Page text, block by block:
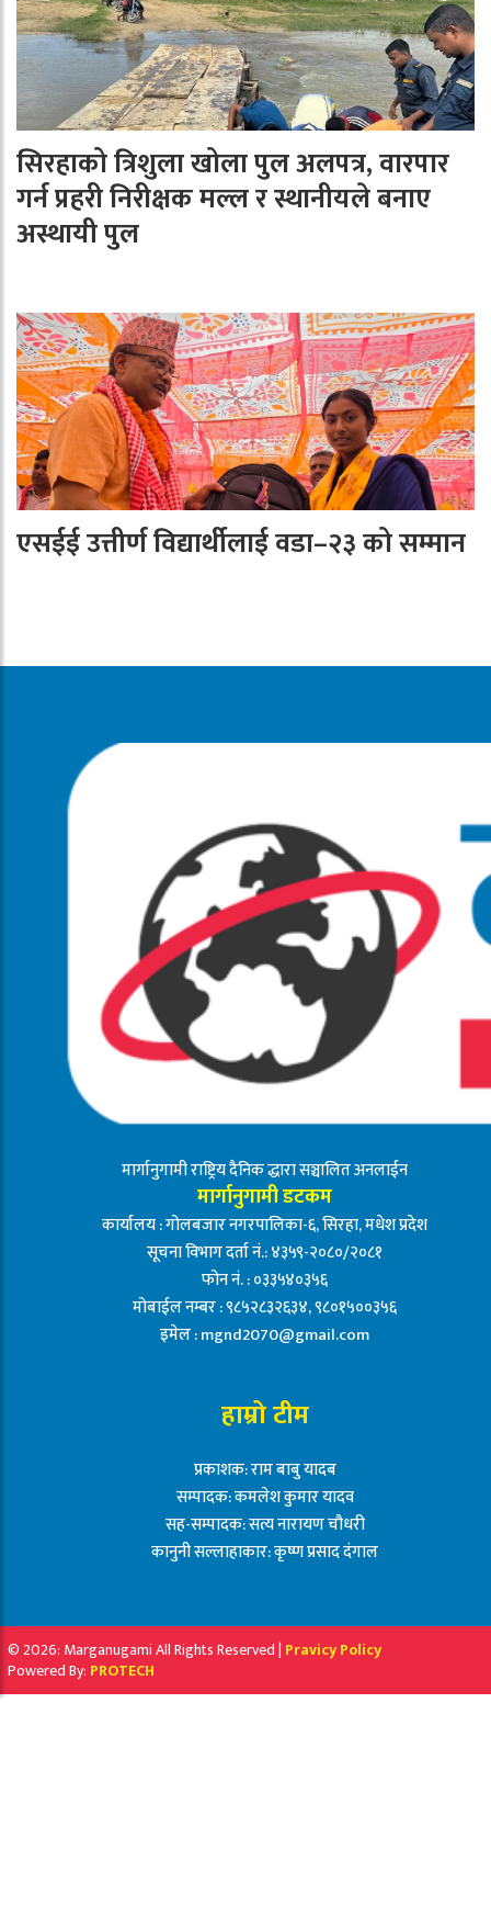
सिरहाको त्रिशुला खोला पुल अलपत्र, वारपार
गर्न प्रहरी निरीक्षक मल्ल र स्थानीयले बनाए
अस्थायी पुल
एसईई उत्तीर्ण विद्यार्थीलाई वडा–२३ को सम्मान
मार्गानुगामी राष्ट्रिय दैनिक द्धारा सञ्चालित अनलाईन
मार्गानुगामी डटकम
कार्यालय : गोलबजार नगरपालिका-६, सिरहा, मधेश प्रदेश
सूचना विभाग दर्ता नं.: ४३५९-२०८०/२०८१
फोन नं. : ०३३५४०३५६
मोबाईल नम्बर : ९८५२८३२६३४, ९८०१५००३५६
इमेल :mgnd2070@gmail.com
हाम्रो टीम
प्रकाशक: राम बाबु यादब
सम्पादक: कमलेश कुमार यादव
सह-सम्पादक: सत्य नारायण चौधरी
कानुनी सल्लाहाकार: कृष्ण प्रसाद दंगाल
© 2026: Marganugami All Rights Reserved | Pravicy Policy
Powered By: PROTECH